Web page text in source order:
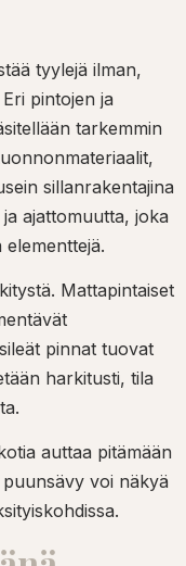
tyylejä ilman,
pintojen ja
tarkemmin
sillanrakentajina
ajattomuutta, joka
Mattapintaiset
pinnat tuovat
harkitusti, tila
auttaa pitämään
voi näkyä